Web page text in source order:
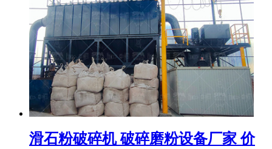
滑石粉破碎机 破碎磨粉设备厂家 价